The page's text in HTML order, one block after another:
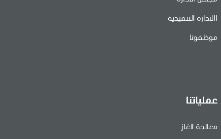
االادارة التنفيذية
موظفونا
عملياتنا
معالجة الغاز